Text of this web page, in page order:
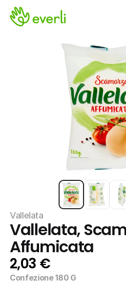
Vallelata
Vallelata,
Affumicata
2,03 €
Confezione 180 G